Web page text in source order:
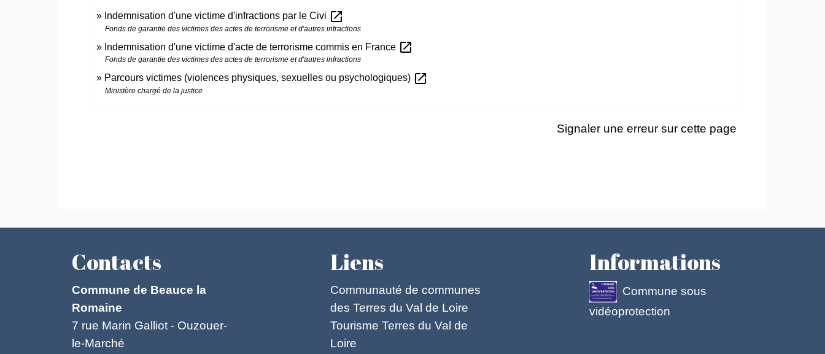
Indemnisation d'une victime d'infractions par le Civi open_in_new
Fonds de garantie des victimes des actes de terrorisme et d'autres infractions
Indemnisation d'une victime d'acte de terrorisme commis en France open_in_new
Fonds de garantie des victimes des actes de terrorisme et d'autres infractions
Parcours victimes (violences physiques, sexuelles ou psychologiques) open_in_new
Ministère chargé de la justice
Signaler une erreur sur cette page
Contacts
Commune de Beauce la
Romaine
7 rue Marin Galliot - Ouzouer-
le-Marché
Liens
Communauté de communes
des Terres du Val de Loire
Tourisme Terres du Val de
Loire
Informations
Commune sous
vidéoprotection